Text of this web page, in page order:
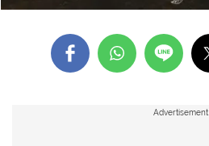
Advertisement